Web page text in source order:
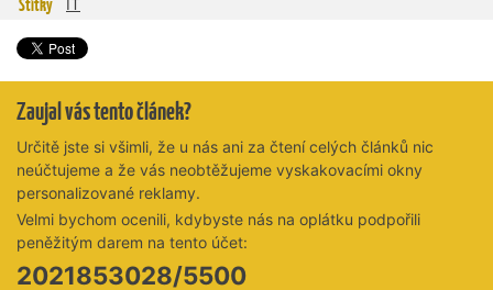
Štítky IT
Zaujal vás tento článek?
Určitě jste si všimli, že u nás ani za čtení celých článků nic
neúčtujeme a že vás neobtěžujeme vyskakovacími okny
personalizované reklamy.
Velmi bychom ocenili, kdybyste nás na oplátku podpořili
peněžitým darem na tento účet:
2021853028/5500